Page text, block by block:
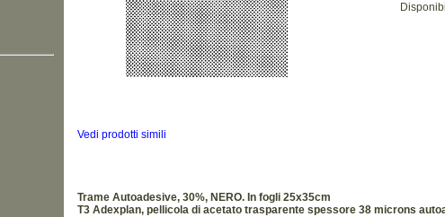
Vedi prodotti simili
Trame Autoadesive, 30%, NERO. In fogli 25x35cm
T3 Adexplan, pellicola di acetato trasparente spessore 38 microns